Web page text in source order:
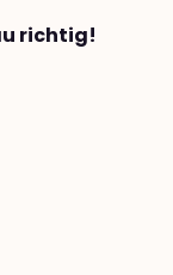
richtig!